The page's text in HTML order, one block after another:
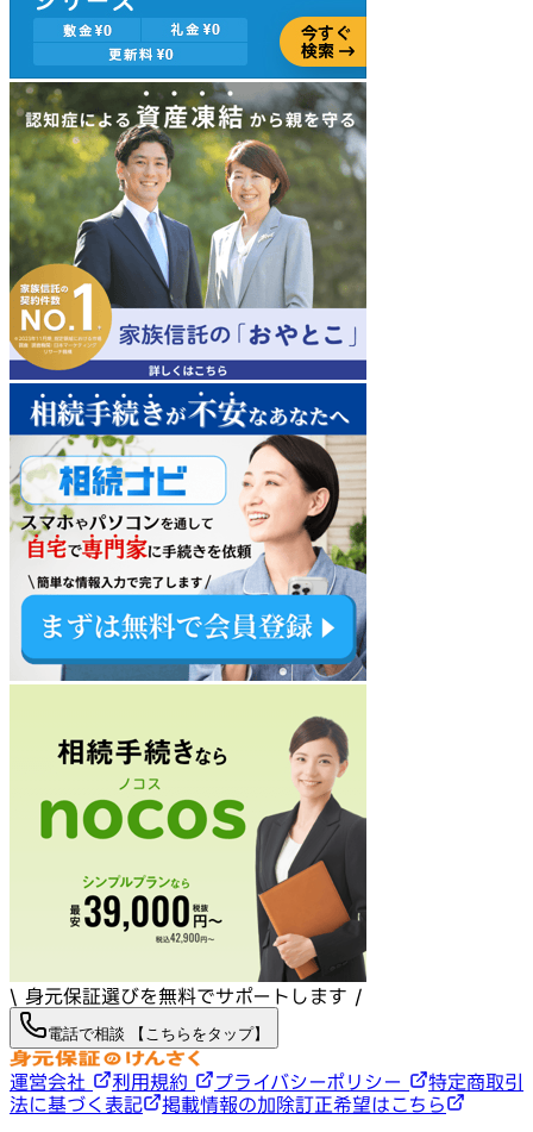
\ 身元保証選びを無料でサポートします /
電話で相談 【こちらをタップ】
運営会社 利用規約 プライバシーポリシー
特定商取引
法に基づく表記
掲載情報の加除訂正希望はこちら